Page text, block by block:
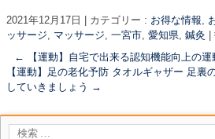
2021年12月17日 カテゴリー : お得な情報,
ッサージ, マッサージ, 一宮市, 愛知県, 鍼灸
←
【運動】自宅で出来る認知機能向上の運
【運動】足の老化予防 タオルギャザー 足裏
していきましょう →